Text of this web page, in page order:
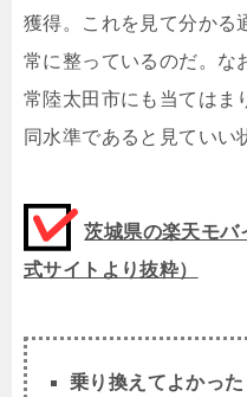
獲得。これを見て分かる
常に整っているのだ。な
常陸太田市にも当てはま
同水準であると見ていい
茨城県の楽天モバ
式サイトより抜粋）
乗り換えてよかっ